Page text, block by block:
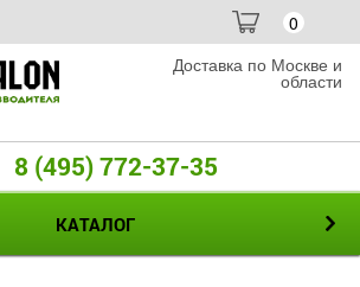
0
Доставка по Москве и
области
8 (495) 772-37-35
КАТАЛОГ